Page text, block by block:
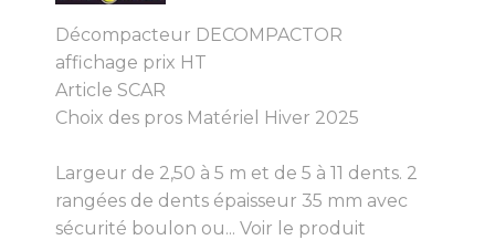
Décompacteur DECOMPACTOR
affichage prix HT
Article SCAR
Choix des pros Matériel Hiver 2025
Largeur de 2,50 à 5 m et de 5 à 11 dents. 2
rangées de dents épaisseur 35 mm avec
sécurité boulon ou... Voir le produit